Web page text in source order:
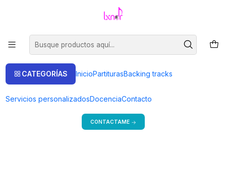
CATEGORÍAS InicioPartiturasBacking tracks
Servicios personalizadosDocenciaContacto
Venta de partituras.
Inicio Backing tracks Joan Manuel Serrat
APT20496 Lucia (Serrat) VERSION PROPIA
Bienvenido a mi tienda
Si estás en Argentina, consulta precios y más formas de pago.
CONTACTAME